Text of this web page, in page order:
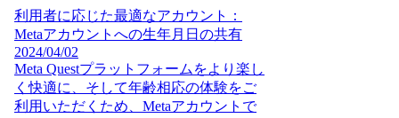
利用者に応じた最適なアカウント：
Metaアカウントへの生年月日の共有
2024/04/02
Meta Questプラットフォームをより楽し
く快適に、そして年齢相応の体験をご
利用いただくため、Metaアカウントで